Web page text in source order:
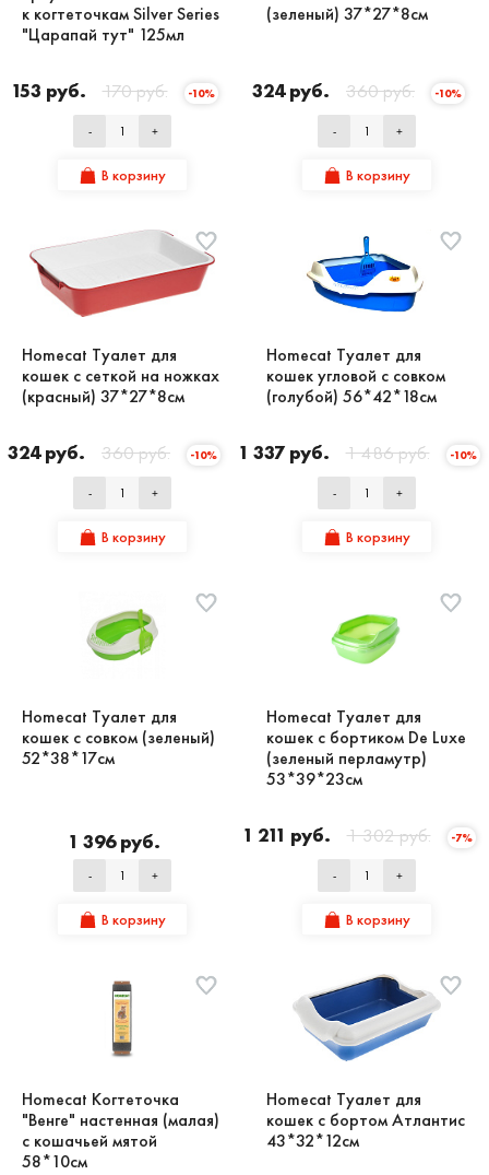
к когтеточкам Silver Series
"Царапай тут" 125мл
153 руб. 170 руб. -10%
- +
В корзину
(зеленый) 37*27*8см
324 руб. 360 руб. -10%
- +
В корзину
Homecat Туалет для
кошек с сеткой на ножках
(красный) 37*27*8см
324 руб. 360 руб. -10%
- +
В корзину
Homecat Туалет для
кошек угловой с совком
(голубой) 56*42*18см
1 337 руб. 1 486 руб. -10%
- +
В корзину
Homecat Туалет для
кошек с совком (зеленый)
52*38*17см
1 396 руб.
- +
В корзину
Homecat Туалет для
кошек с бортиком De Luxe
(зеленый перламутр)
53*39*23см
1 211 руб. 1 302 руб. -7%
- +
В корзину
Homecat Когтеточка
"Венге" настенная (малая)
с кошачьей мятой
58*10см
Homecat Туалет для
кошек с бортом Атлантис
43*32*12см